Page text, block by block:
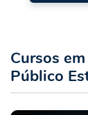
Cursos
Público